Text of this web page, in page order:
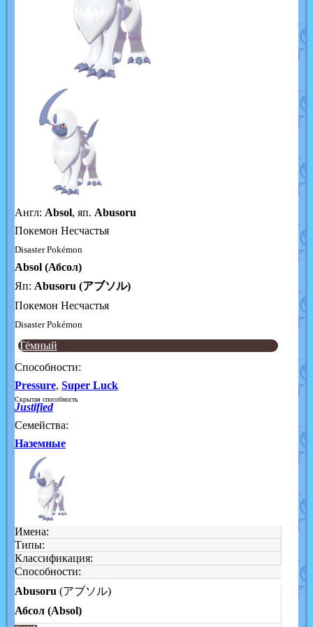
Англ: Absol, яп. Abusoru
Покемон Несчастья
Disaster Pokémon
Absol (Абсол)
Яп: Abusoru (アブソル)
Покемон Несчастья
Disaster Pokémon
Тёмный
Способности:
Pressure, Super Luck
Скрытая способность
Justified
Семейства:
Наземные
Имена:
Типы:
Классификация:
Способности:
Abusoru (アブソル)
Абсол (Absol)